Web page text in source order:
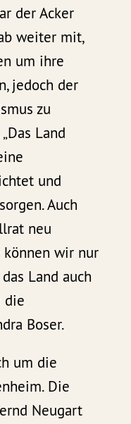
der Acker
weiter mit,
um ihre
jedoch der
zu
Land
und
Auch
neu
können wir nur
Land auch
die
Boser.
um die
Die
Neugart